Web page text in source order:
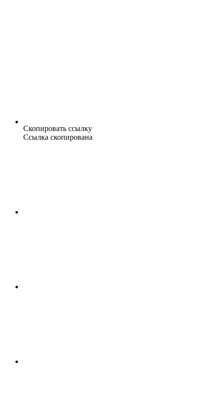
Скопировать ссылку
Ссылка скопирована